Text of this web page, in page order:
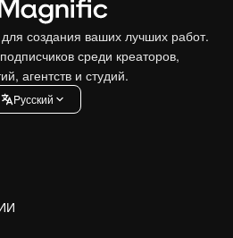
создания ваших лучших работ.
среди креаторов,
агентств и студий.
Pусский